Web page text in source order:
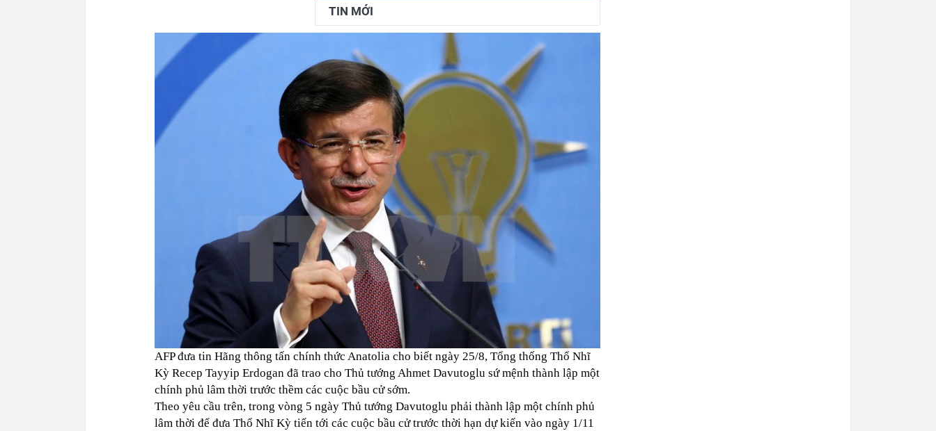
chạm ngưỡng 30 điểm
lãi suất cao nhất?
16:44
1 trường ĐH tư phía Bắc công bố điểm chuẩn từ 15 điểm, tung quỹ học
bổng 55 tỷ đồng chào mừng tân sinh viên
TIN MỚI
AFP đưa tin Hãng thông tấn chính thức Anatolia cho biết ngày 25/8, Tổng thống Thổ Nhĩ
Kỳ Recep Tayyip Erdogan đã trao cho Thủ tướng Ahmet Davutoglu sứ mệnh thành lập một
chính phủ lâm thời trước thềm các cuộc bầu cử sớm.
Theo yêu cầu trên, trong vòng 5 ngày Thủ tướng Davutoglu phải thành lập một chính phủ
lâm thời để đưa Thổ Nhĩ Kỳ tiến tới các cuộc bầu cử trước thời hạn dự kiến vào ngày 1/11